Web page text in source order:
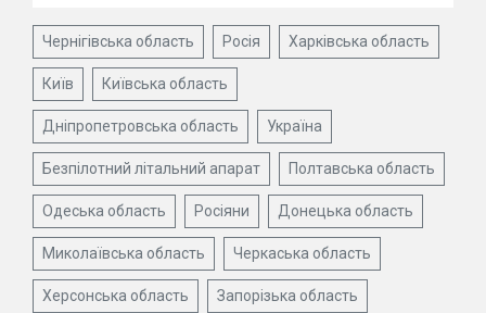
Чернігівська область Росія Харківська область
Київ Київська область
Дніпропетровська область Україна
Безпілотний літальний апарат Полтавська область
Одеська область Росіяни Донецька область
Миколаївська область Черкаська область
Херсонська область Запорізька область